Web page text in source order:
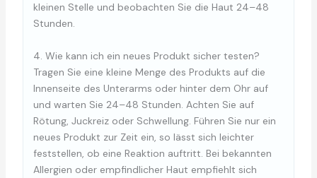
kleinen Stelle und beobachten Sie die Haut 24–48
Stunden.
4. Wie kann ich ein neues Produkt sicher testen?
Tragen Sie eine kleine Menge des Produkts auf die
Innenseite des Unterarms oder hinter dem Ohr auf
und warten Sie 24–48 Stunden. Achten Sie auf
Rötung, Juckreiz oder Schwellung. Führen Sie nur ein
neues Produkt zur Zeit ein, so lässt sich leichter
feststellen, ob eine Reaktion auftritt. Bei bekannten
Allergien oder empfindlicher Haut empfiehlt sich